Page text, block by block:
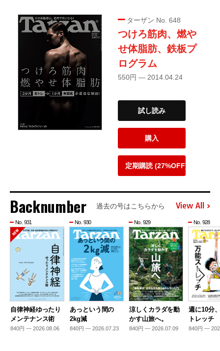
ターザン No. 648
つけろ筋肉、燃や
せ体脂肪、鉄板プ
ログラム
550円 — 2014.04.24
試し読み
購入
定期購読 (27%OFF)
Backnumber 過去の号はこちらから View All
No. 931
自律神経ゆったり
メンテナンス術
840円 — 2026.08.06
No. 930
あっという間の
2kg減
840円 — 2026.07.23
No. 929
涼しくカラダを動
かす山旅へ。
840円 — 2026.07.09
No. 928
週に10分
トレッチ
840円 —